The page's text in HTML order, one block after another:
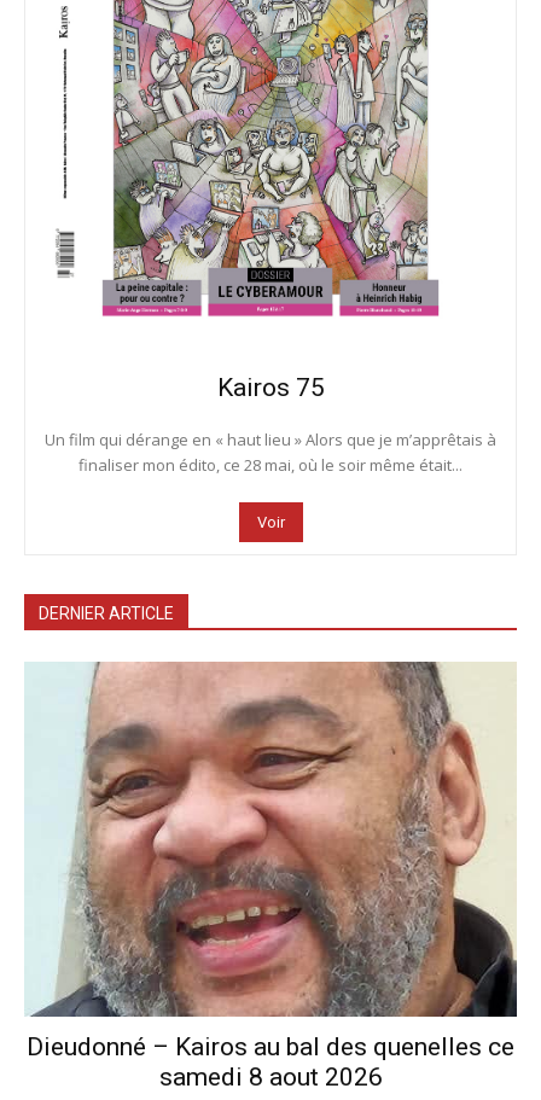
Kairos 75
Un film qui dérange en « haut lieu » Alors que je m’apprêtais à
finaliser mon édito, ce 28 mai, où le soir même était...
Voir
DERNIER ARTICLE
Dieudonné – Kairos au bal des quenelles ce
samedi 8 aout 2026